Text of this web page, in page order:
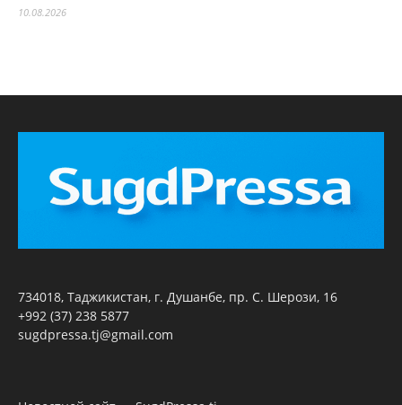
10.08.2026
734018, Таджикистан, г. Душанбе, пр. С. Шерози, 16
+992 (37) 238 5877
sugdpressa.tj@gmail.com